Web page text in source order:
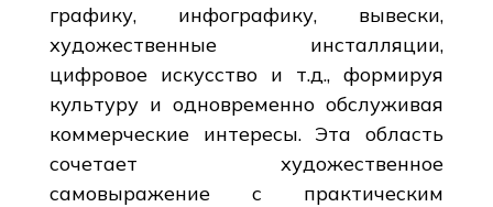
графику, инфографику, вывески,
художественные инсталляции,
цифровое искусство и т.д., формируя
культуру и одновременно обслуживая
коммерческие интересы. Эта область
сочетает художественное
самовыражение с практическим